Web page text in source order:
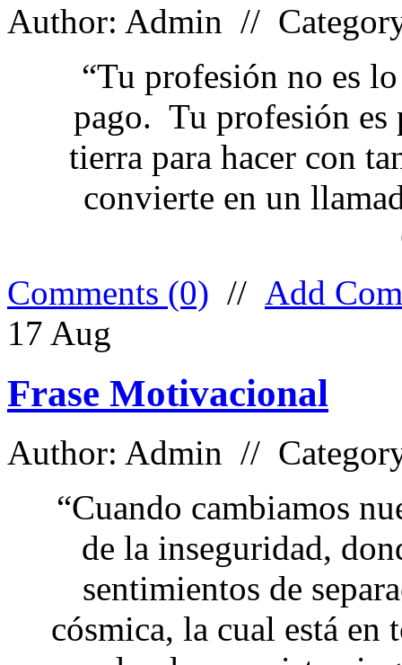
Author: Admin //
“Tu profesión no es
pago. Tu profesión es
tierra para hacer con
convierte en un
Comments (0) // Add
17 Aug
Frase Motivacional
Author: Admin //
“Cuando cambiamos
de la inseguridad,
sentimientos de
cósmica, la cual está